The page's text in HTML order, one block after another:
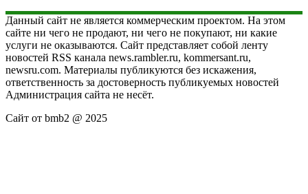
Данный сайт не является коммерческим проектом. На этом
сайте ни чего не продают, ни чего не покупают, ни какие
услуги не оказываются. Сайт представляет собой ленту
новостей RSS канала news.rambler.ru, kommersant.ru,
newsru.com. Материалы публикуются без искажения,
ответственность за достоверность публикуемых новостей
Администрация сайта не несёт.
Сайт от bmb2 @ 2025